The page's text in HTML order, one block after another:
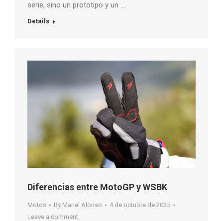
serie, sino un prototipo y un …
Details
Diferencias entre MotoGP y WSBK
Motos By Manel Alonso
4 de octubre de 2025
Leave a comment